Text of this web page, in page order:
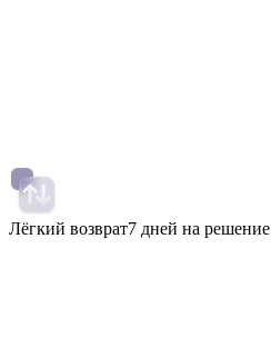
Лёгкий возврат7 дней на решение